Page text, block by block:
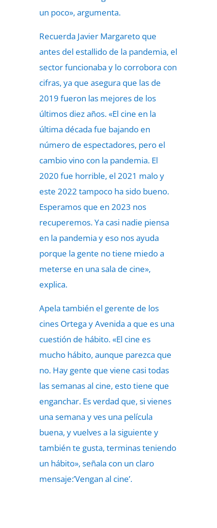
un poco», argumenta.
Recuerda Javier Margareto que
antes del estallido de la pandemia, el
sector funcionaba y lo corrobora con
cifras, ya que asegura que las de
2019 fueron las mejores de los
últimos diez años. «El cine en la
última década fue bajando en
número de espectadores, pero el
cambio vino con la pandemia. El
2020 fue horrible, el 2021 malo y
este 2022 tampoco ha sido bueno.
Esperamos que en 2023 nos
recuperemos. Ya casi nadie piensa
en la pandemia y eso nos ayuda
porque la gente no tiene miedo a
meterse en una sala de cine»,
explica.
Apela también el gerente de los
cines Ortega y Avenida a que es una
cuestión de hábito. «El cine es
mucho hábito, aunque parezca que
no. Hay gente que viene casi todas
las semanas al cine, esto tiene que
enganchar. Es verdad que, si vienes
una semana y ves una película
buena, y vuelves a la siguiente y
también te gusta, terminas teniendo
un hábito», señala con un claro
mensaje:’Vengan al cine’.